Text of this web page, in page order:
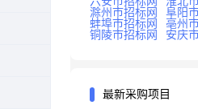
滁州市招标网
阜阳
蚌埠市招标网
亳州
铜陵市招标网
安庆
最新采购项目